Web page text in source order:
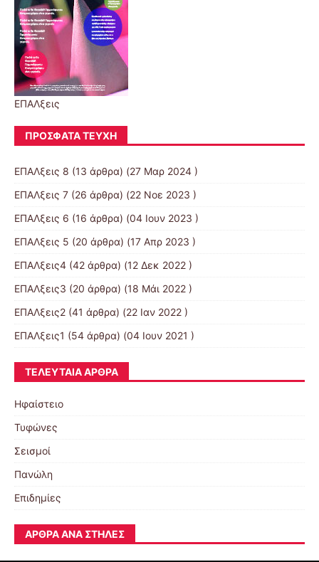
ΕΠΑΛξεις
ΠΡΌΣΦΑΤΑ ΤΕΎΧΗ
ΕΠΑΛξεις 8 (13 άρθρα) (27 Μαρ 2024 )
ΕΠΑΛξεις 7 (26 άρθρα) (22 Νοε 2023 )
ΕΠΑΛξεις 6 (16 άρθρα) (04 Ιουν 2023 )
ΕΠΑΛξεις 5 (20 άρθρα) (17 Απρ 2023 )
ΕΠΑΛξεις4 (42 άρθρα) (12 Δεκ 2022 )
ΕΠΑΛξεις3 (20 άρθρα) (18 Μάι 2022 )
ΕΠΑΛξεις2 (41 άρθρα) (22 Ιαν 2022 )
ΕΠΑΛξεις1 (54 άρθρα) (04 Ιουν 2021 )
ΤΕΛΕΥΤΑΊΑ ΆΡΘΡΑ
Ηφαίστειο
Τυφώνες
Σεισμοί
Πανώλη
Επιδημίες
ΆΡΘΡΑ ΑΝΆ ΣΤΉΛΕΣ